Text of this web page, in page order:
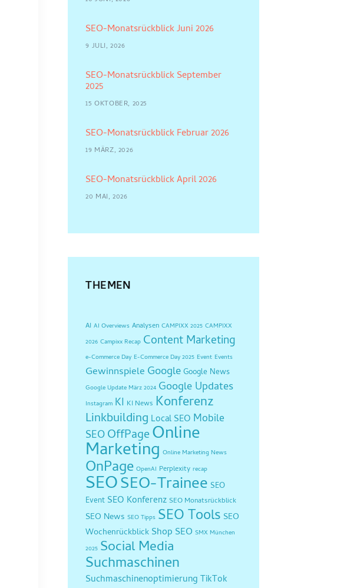
SEO-Monatsrückblick Juni 2026
9 JULI, 2026
SEO-Monatsrückblick September
2025
15 OKTOBER, 2025
SEO-Monatsrückblick Februar 2026
19 MÄRZ, 2026
SEO-Monatsrückblick April 2026
20 MAI, 2026
THEMEN
AI AI Overviews Analysen CAMPIXX 2025 CAMPIXX
2026 Campixx Recap Content Marketing
e-Commerce Day E-Commerce Day 2025 Event Events
Gewinnspiele Google Google News
Google Update März 2024 Google Updates
Instagram KI KI News Konferenz
Linkbuilding Local SEO Mobile
SEOOffPageOnline
Marketing Online Marketing News
OnPage OpenAI Perplexity recap
SEOSEO-Trainee SEO
Event SEO Konferenz SEO Monatsrückblick
SEO News SEO Tipps SEO Tools SEO
Wochenrückblick Shop SEO SMX München
2025 Social Media
Suchmaschinen
Suchmaschinenoptimierung TikTok